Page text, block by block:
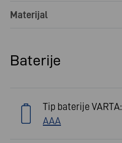
Materijal
Baterije
Tip baterije VARTA:
AAA